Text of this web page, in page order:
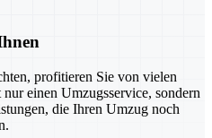
profitieren Sie von vielen
einen Umzugsservice, sondern
die Ihren Umzug noch